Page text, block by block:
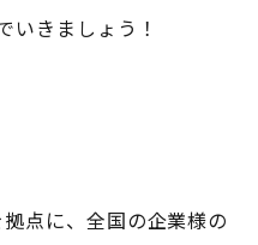
いきましょう！
点に、全国の企業様の